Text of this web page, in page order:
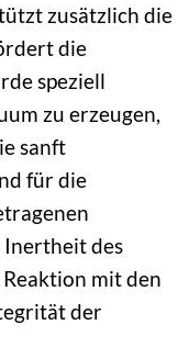
zusätzlich die
die
speziell
zu erzeugen,
sanft
für die
Inertheit des
mit den
der